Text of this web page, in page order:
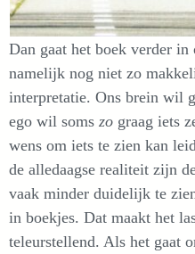
Dan gaat het boek verder
namelijk nog niet zo
interpretatie. Ons brein wil
ego wil soms zo graag iets
wens om iets te zien kan
de alledaagse realiteit zijn
vaak minder duidelijk te
in boekjes. Dat maakt het
teleurstellend. Als het gaat